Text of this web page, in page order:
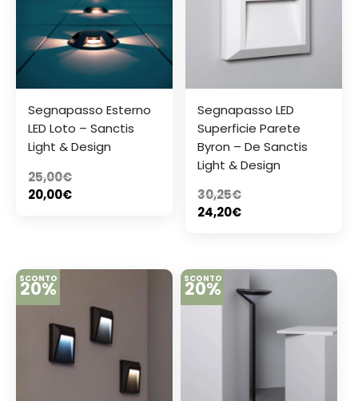
Segnapasso Esterno
LED Loto – Sanctis
Light & Design
25,00€
20,00€
Segnapasso LED
Superficie Parete
Byron – De Sanctis
Light & Design
30,25€
24,20€
SCONTO
20% SCONTO
20%